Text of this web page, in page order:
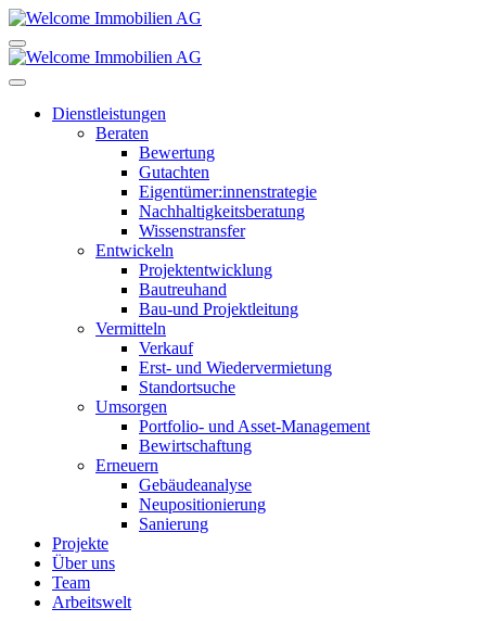
Dienstleistungen
Beraten
Bewertung
Gutachten
Eigentümer:innenstrategie
Nachhaltigkeitsberatung
Wissenstransfer
Entwickeln
Projektentwicklung
Bautreuhand
Bau-und Projektleitung
Vermitteln
Verkauf
Erst- und Wiedervermietung
Standortsuche
Umsorgen
Portfolio- und Asset-Management
Bewirtschaftung
Erneuern
Gebäudeanalyse
Neupositionierung
Sanierung
Projekte
Über uns
Team
Arbeitswelt